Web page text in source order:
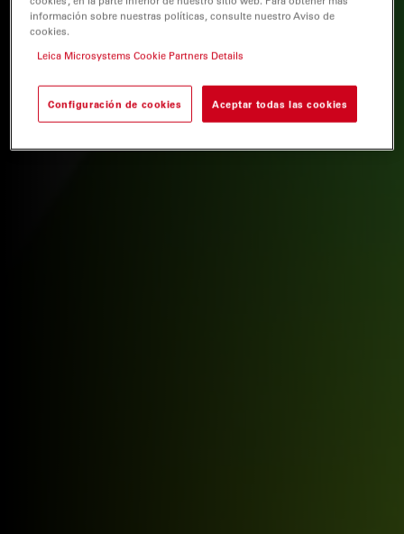
información sobre nuestras políticas, consulte nuestro Aviso de
cookies.
Leica Microsystems Cookie Partners Details
Configuración de cookies Aceptar todas las cookies